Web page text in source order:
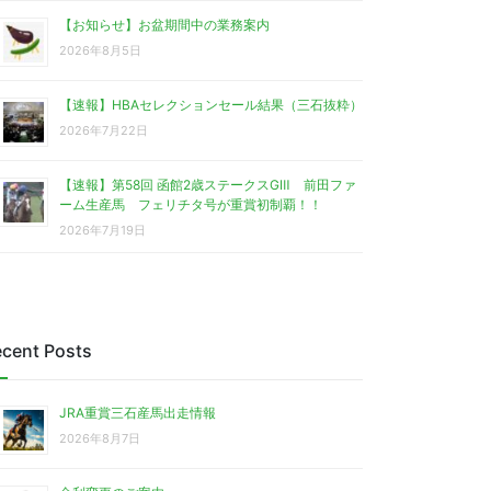
【お知らせ】お盆期間中の業務案内
2026年8月5日
【速報】HBAセレクションセール結果（三石抜粋）
2026年7月22日
【速報】第58回 函館2歳ステークスGⅢ 前田ファ
ーム生産馬 フェリチタ号が重賞初制覇！！
2026年7月19日
Posts
JRA重賞三石産馬出走情報
2026年8月7日